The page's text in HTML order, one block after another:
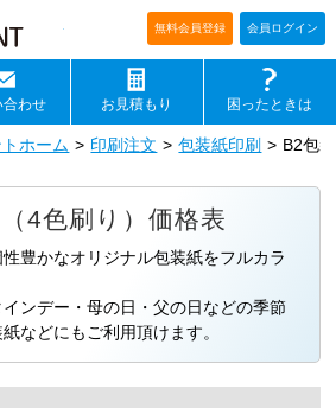
印刷通販ベストプリントベストプリ
無料会員登録 会員ログイン
合わせ お見積もり 困ったときは
ホーム 印刷注文 包装紙印刷 B2包
4色刷り）価格表
豊かなオリジナル包装紙をフルカラ
ンデー・母の日・父の日などの季節
などにもご利用頂けます。